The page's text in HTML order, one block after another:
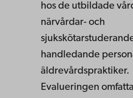
hos de utbildade
närvårdar- och
handledande
äldrevårdspraktiker.
Evalueringen